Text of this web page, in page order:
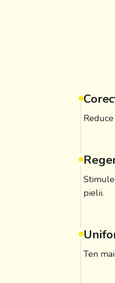
pielii.
Ten